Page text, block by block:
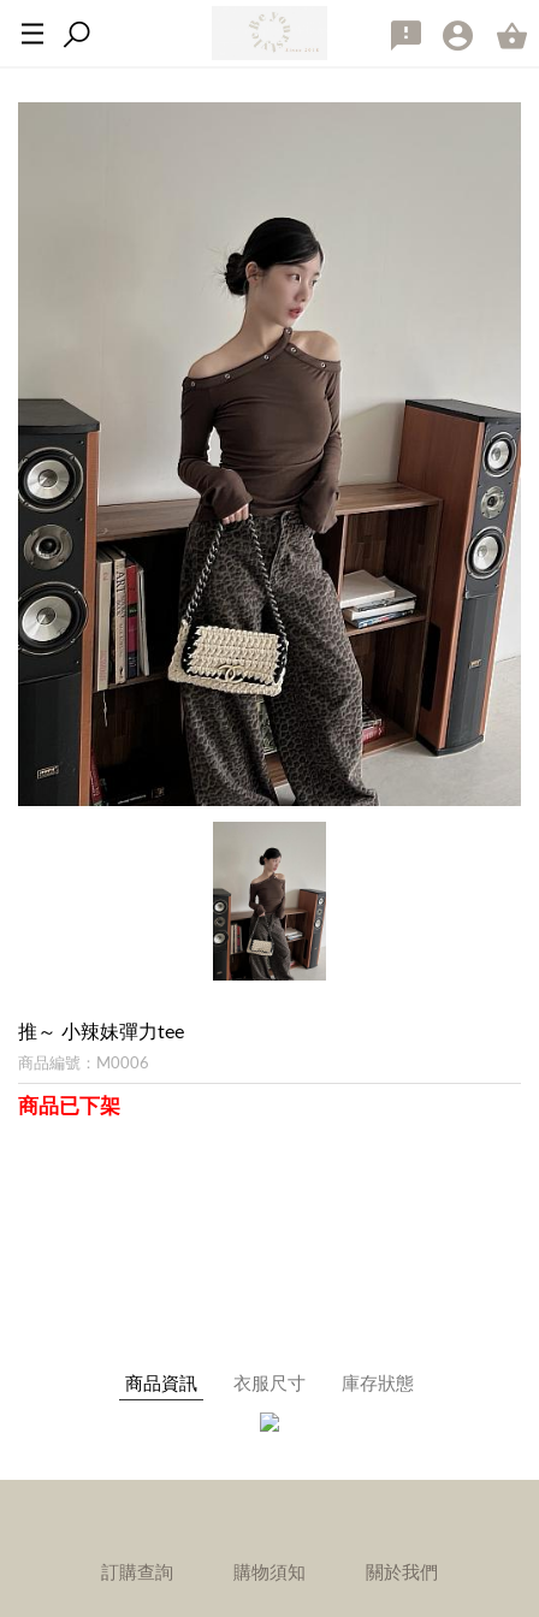
推～ 小辣妹彈力tee
商品編號：M0006
商品已下架
商品資訊 衣服尺寸 庫存狀態
訂購查詢 購物須知 關於我們